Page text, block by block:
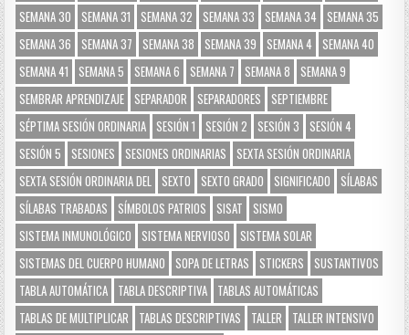
SEMANA 30
SEMANA 31 SEMANA 32 SEMANA 33 SEMANA 34
SEMANA 35
SEMANA 36
SEMANA 37 SEMANA 38 SEMANA 39 SEMANA 4
SEMANA 40
SEMANA 41
SEMANA 5 SEMANA 6 SEMANA 7 SEMANA 8
SEMANA 9
SEMBRAR APRENDIZAJE SEPARADOR SEPARADORES
SEPTIEMBRE
SÉPTIMA SESIÓN ORDINARIA SESIÓN 1 SESIÓN 2 SESIÓN 3
SESIÓN 4
SESIÓN 5
SESIONES SESIONES ORDINARIAS
SEXTA SESIÓN ORDINARIA
SEXTA SESIÓN ORDINARIA DEL SEXTO SEXTO GRADO SIGNIFICADO
SÍLABAS
SÍLABAS TRABADAS
SÍMBOLOS PATRIOS SISAT
SISMO
SISTEMA INMUNOLÓGICO
SISTEMA NERVIOSO
SISTEMA SOLAR
SISTEMAS DEL CUERPO HUMANO
SOPA DE LETRAS STICKERS
SUSTANTIVOS
TABLA AUTOMÁTICA TABLA DESCRIPTIVA TABLAS AUTOMÁTICAS
TABLAS DE MULTIPLICAR
TABLAS DESCRIPTIVAS TALLER
TALLER INTENSIVO